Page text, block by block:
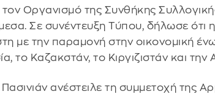
τον Οργανισμό της Συνθήκης
Σε συνέντευξη Τύπου, δήλωσε ότι
με την παραμονή στην οικονομική
το Καζακστάν, το Κιργιζιστάν και την
ανέστειλε τη συμμετοχή της